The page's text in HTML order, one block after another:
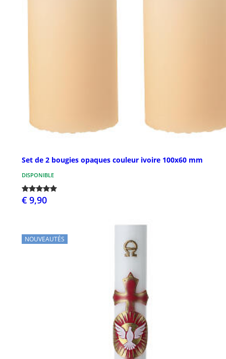
Set de 2 bougies opaques couleur ivoire 100x60 mm
DISPONIBLE
€ 9,90
NOUVEAUTÉS